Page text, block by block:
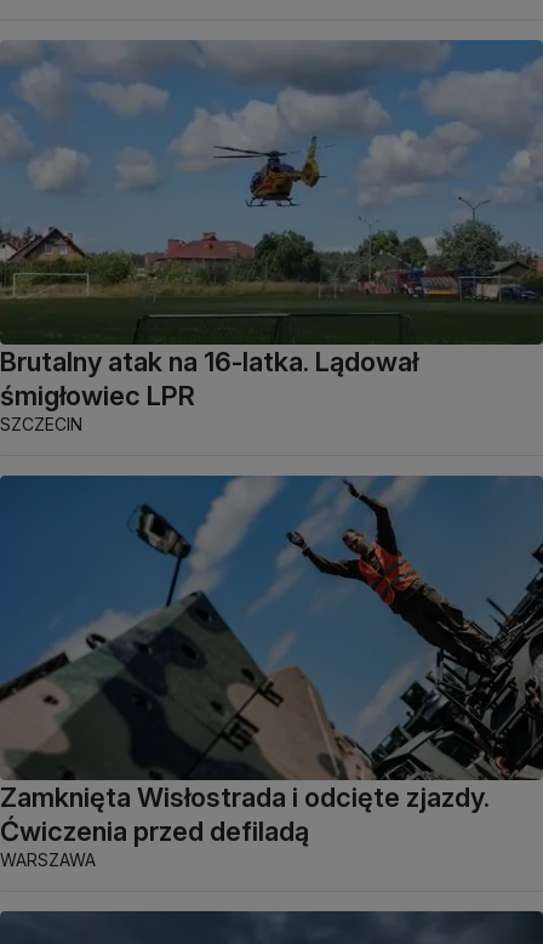
Brutalny atak na 16-latka. Lądował
śmigłowiec LPR
SZCZECIN
Zamknięta Wisłostrada i odcięte zjazdy.
Ćwiczenia przed defiladą
WARSZAWA